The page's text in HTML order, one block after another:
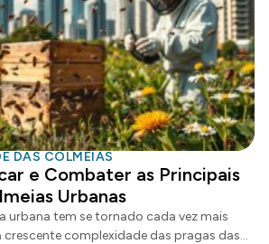
DAS COLMEIAS
e Combater as Principais
Urbanas
urbana tem se tornado cada vez mais
complexidade das pragas das